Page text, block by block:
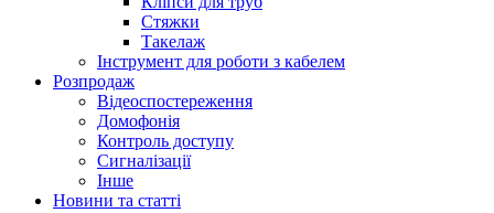
Стяжки
Такелаж
Інструмент для роботи з кабелем
Розпродаж
Відеоспостереження
Домофонія
Контроль доступу
Сигналізації
Інше
Новини та статті